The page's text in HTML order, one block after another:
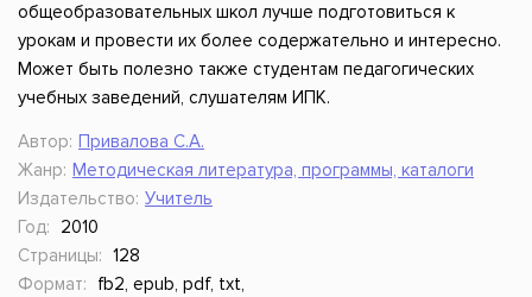
общеобразовательных школ лучше подготовиться к
урокам и провести их более содержательно и интересно.
Может быть полезно также студентам педагогических
учебных заведений, слушателям ИПК.
Автор: Привалова С.А.
Жанр: Методическая литература, программы, каталоги
Издательство: Учитель
Год:
2010
Страницы: 128
Формат:
fb2, epub, pdf, txt,